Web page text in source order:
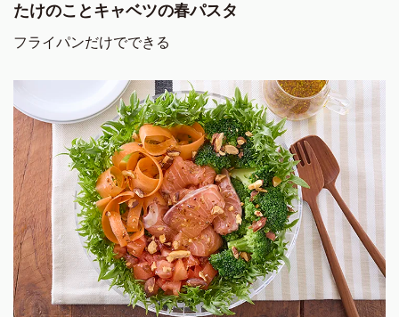
たけのことキャベツの春パスタ
フライパンだけでできる